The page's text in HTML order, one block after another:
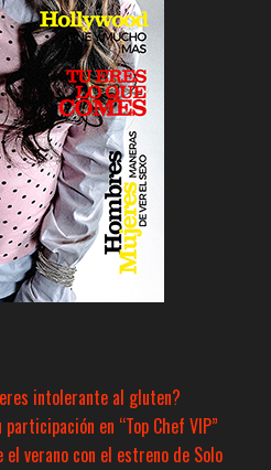
intolerante al gluten?
en “Top Chef VIP”
el verano con el estreno de Solo